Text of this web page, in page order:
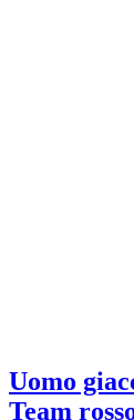
Uomo
Team